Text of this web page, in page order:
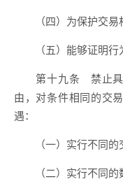
（四）为保护交易
（五）能够证明行
第十九条禁止
由，对条件相同的交
遇：
（一）实行不同的交
（二）实行不同的